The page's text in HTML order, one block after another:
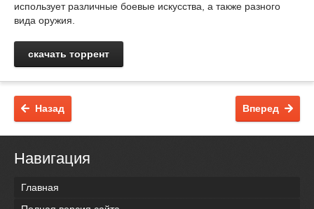
использует различные боевые искусства, а также разного
вида оружия.
скачать торрент
Назад Вперед
Навигация
Главная